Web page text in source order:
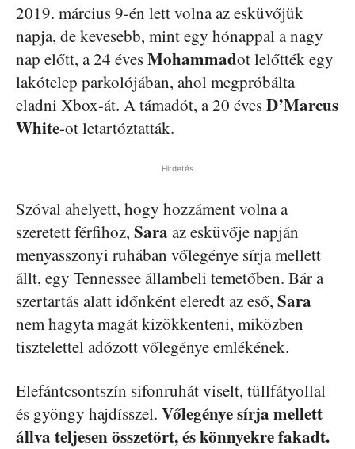
2019. március 9-én lett volna az esküvőjük
napja, de kevesebb, mint egy hónappal a nagy
nap előtt, a 24 évesMohammadot lelőtték egy
lakótelep parkolójában, ahol megpróbálta
eladni Xbox-át. A támadót, a 20 évesD’Marcus
White-ot letartóztatták.
Hirdetés
Szóval ahelyett, hogy hozzáment volna a
szeretett férfihoz, Sara az esküvője napján
menyasszonyi ruhában vőlegénye sírja mellett
állt, egy Tennessee állambeli temetőben. Bár a
szertartás alatt időnként eleredt az eső, Sara
nem hagyta magát kizökkenteni, miközben
tisztelettel adózott vőlegénye emlékének.
Elefántcsontszín sifonruhát viselt, tüllfátyollal
és gyöngy hajdísszel. Vőlegénye sírja mellett
állva teljesen összetört, és könnyekre fakadt.